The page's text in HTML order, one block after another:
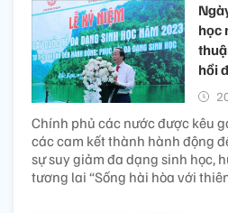
học
hồi
Chính phủ các nước được kêu
các cam kết thành hành động
sự suy giảm đa dạng sinh học,
tương lai “Sống hài hòa với